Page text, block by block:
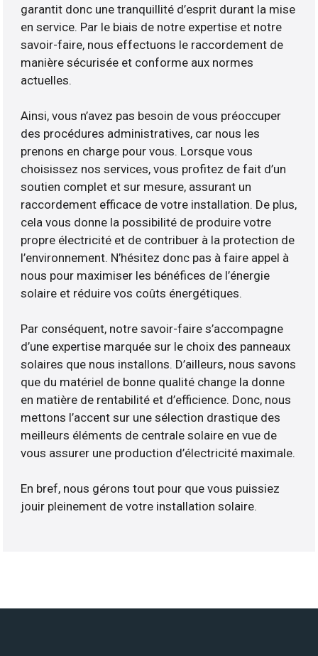
garantit donc une tranquillité d’esprit durant la mise
en service. Par le biais de notre expertise et notre
savoir-faire, nous effectuons le raccordement de
manière sécurisée et conforme aux normes
actuelles.
Ainsi, vous n’avez pas besoin de vous préoccuper
des procédures administratives, car nous les
prenons en charge pour vous. Lorsque vous
choisissez nos services, vous profitez de fait d’un
soutien complet et sur mesure, assurant un
raccordement efficace de votre installation. De plus,
cela vous donne la possibilité de produire votre
propre électricité et de contribuer à la protection de
l’environnement. N’hésitez donc pas à faire appel à
nous pour maximiser les bénéfices de l’énergie
solaire et réduire vos coûts énergétiques.
Par conséquent, notre savoir-faire s’accompagne
d’une expertise marquée sur le choix des panneaux
solaires que nous installons. D’ailleurs, nous savons
que du matériel de bonne qualité change la donne
en matière de rentabilité et d’efficience. Donc, nous
mettons l’accent sur une sélection drastique des
meilleurs éléments de centrale solaire en vue de
vous assurer une production d’électricité maximale.
En bref, nous gérons tout pour que vous puissiez
jouir pleinement de votre installation solaire.